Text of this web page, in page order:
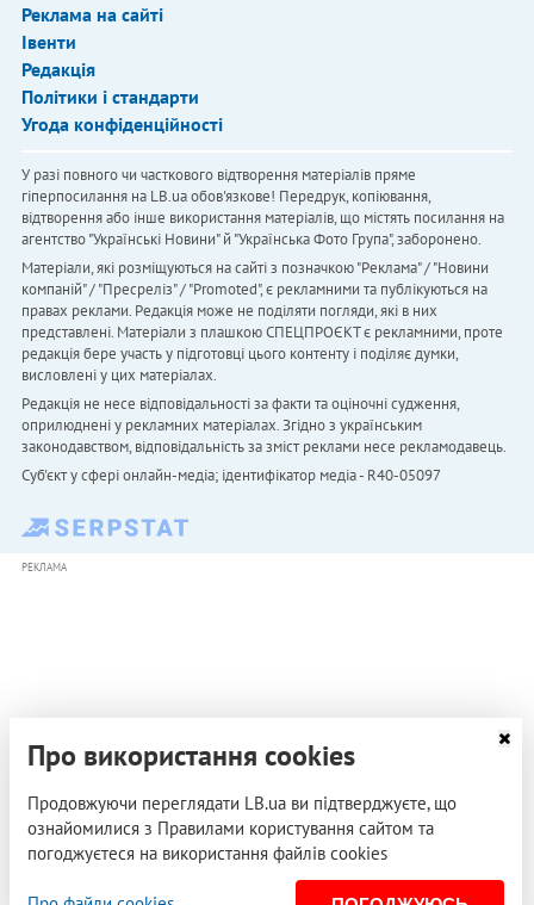
Реклама на сайті
Івенти
Редакція
Політики і стандарти
Угода конфіденційності
У разі повного чи часткового відтворення матеріалів пряме
гіперпосилання на LB.ua обов'язкове! Передрук, копіювання,
відтворення або інше використання матеріалів, що містять посилання на
агентство "Українськi Новини" й "Українська Фото Група", заборонено.
Матеріали, які розміщуються на сайті з позначкою "Реклама" / "Новини
компаній" / "Пресреліз" / "Promoted", є рекламними та публікуються на
правах реклами. Редакція може не поділяти погляди, які в них
представлені. Матеріали з плашкою СПЕЦПРОЄКТ є рекламними, проте
редакція бере участь у підготовці цього контенту і поділяє думки,
висловлені у цих матеріалах.
Редакція не несе відповідальності за факти та оціночні судження,
оприлюднені у рекламних матеріалах. Згідно з українським
законодавством, відповідальність за зміст реклами несе рекламодавець.
Cуб'єкт у сфері онлайн-медіа; ідентифікатор медіа - R40-05097
РЕКЛАМА
Про використання cookies
Продовжуючи переглядати LB.ua ви підтверджуєте, що
ознайомилися з Правилами користування сайтом та
погоджуєтеся на використання файлів cookies